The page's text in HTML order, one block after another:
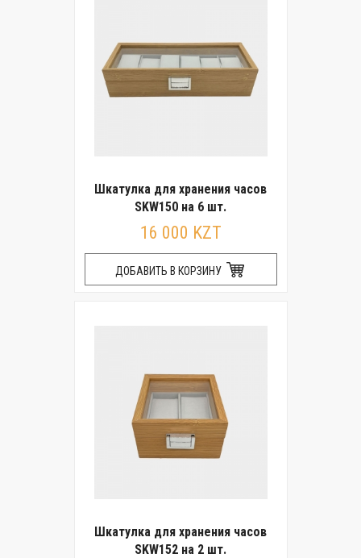
Шкатулка для хранения часов
SKW150 на 6 шт.
16 000 KZT
ДОБАВИТЬ В КОРЗИНУ
Шкатулка для хранения часов
SKW152 на 2 шт.